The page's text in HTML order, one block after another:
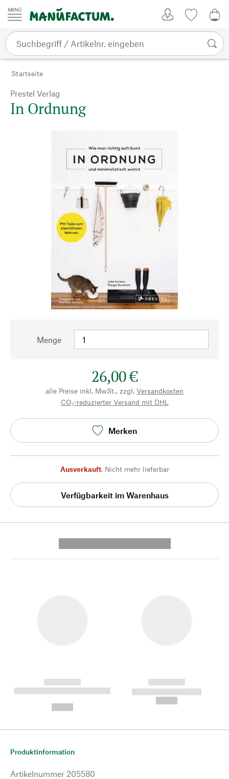
Zum Inhalt springen
Startseite
Prestel Verlag
In Ordnung
Menge
26,00 €
alle Preise inkl. MwSt., zzgl. Versandkosten
CO₂-reduzierter Versand mit DHL
Merken
Ausverkauft, Nicht mehr lieferbar
Verfügbarkeit im Warenhaus
------------
----------- ----------- --------
------------
----------- -----------
Produktinformation
Artikelnummer 205580